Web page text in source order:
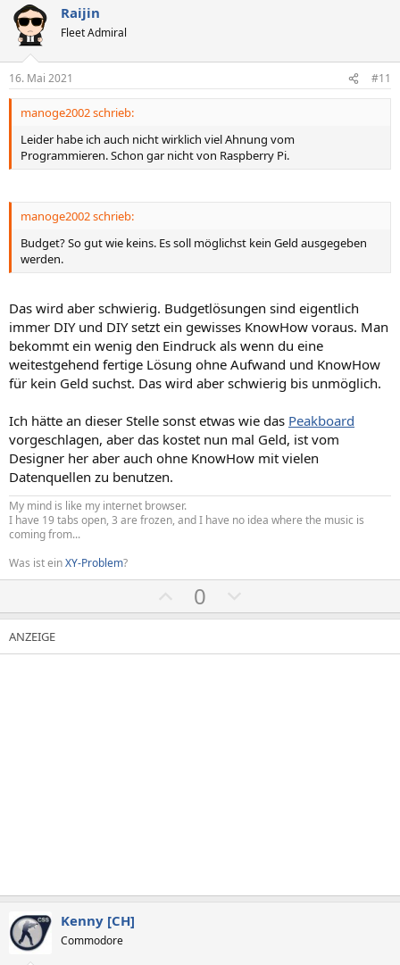
t
v
S
t
m
e
t
v
S
t
m
e
Raijin
Fleet Admiral
16. Mai 2021 #11
manoge2002 schrieb:
Leider habe ich auch nicht wirklich viel Ahnung vom
Programmieren. Schon gar nicht von Raspberry Pi.
manoge2002 schrieb:
Budget? So gut wie keins. Es soll möglichst kein Geld ausgegeben
werden.
Das wird aber schwierig. Budgetlösungen sind eigentlich
immer DIY und DIY setzt ein gewisses KnowHow voraus. Man
bekommt ein wenig den Eindruck als wenn du eine
weitestgehend fertige Lösung ohne Aufwand und KnowHow
für kein Geld suchst. Das wird aber schwierig bis unmöglich.
Ich hätte an dieser Stelle sonst etwas wie das Peakboard
vorgeschlagen, aber das kostet nun mal Geld, ist vom
Designer her aber auch ohne KnowHow mit vielen
Datenquellen zu benutzen.
My mind is like my internet browser.
I have 19 tabs open, 3 are frozen, and I have no idea where the music is
coming from...
Was ist einXY-Problem?
o
i
0
e
a
Kenny [CH]
Commodore